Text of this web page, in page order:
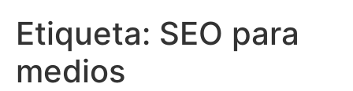
Etiqueta: SEO para
medios